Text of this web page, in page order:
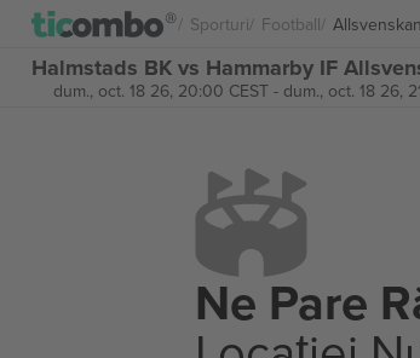
Sporturi Football Allsvenskan
Halmstads BK vs Hammarby IF
dum., oct. 18 26, 20:00 CEST- dum., oct. 18 26,
Ne Pare